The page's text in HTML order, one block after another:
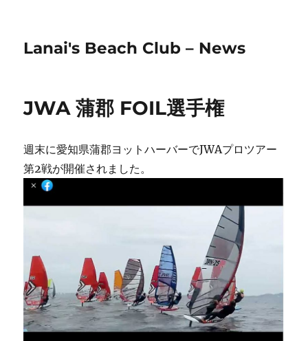
Lanai's Beach Club – News
JWA 蒲郡 FOIL選手権
週末に愛知県蒲郡ヨットハーバーでJWAプロツアー
第2戦が開催されました。